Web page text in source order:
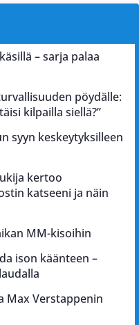
– sarja palaa
pöydälle:
kilpailla siellä?”
syyn keskeytyksilleen
kertoo
katseeni ja näin
MM-kisoihin
ison käänteen –
Max Verstappenin